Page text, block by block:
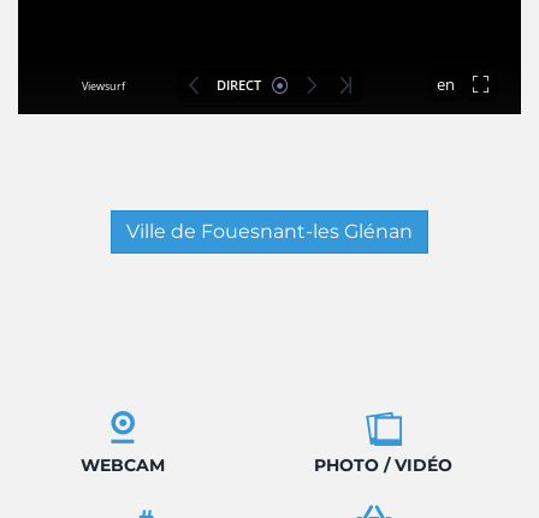
Ville de Fouesnant-les Glénan
WEBCAM PHOTO / VIDÉO